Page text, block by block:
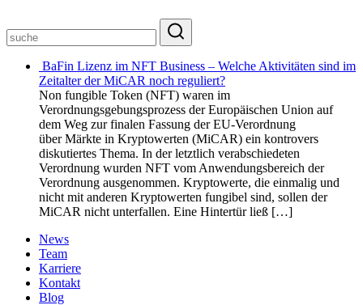
BaFin Lizenz im NFT Business – Welche Aktivitäten sind im
Zeitalter der MiCAR noch reguliert?
Non fungible Token (NFT) waren im
Verordnungsgebungsprozess der Europäischen Union auf
dem Weg zur finalen Fassung der EU-Verordnung
über Märkte in Kryptowerten (MiCAR) ein kontrovers
diskutiertes Thema. In der letztlich verabschiedeten
Verordnung wurden NFT vom Anwendungsbereich der
Verordnung ausgenommen. Kryptowerte, die einmalig und
nicht mit anderen Kryptowerten fungibel sind, sollen der
MiCAR nicht unterfallen. Eine Hintertür ließ […]
News
Team
Karriere
Kontakt
Blog